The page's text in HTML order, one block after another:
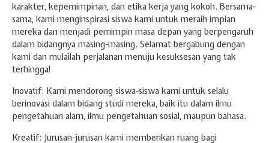
karakter, kepemimpinan, dan etika kerja yang kokoh. Bersama-
sama, kami menginspirasi siswa kami untuk meraih impian
mereka dan menjadi pemimpin masa depan yang berpengaruh
dalam bidangnya masing-masing. Selamat bergabung dengan
kami dan mulailah perjalanan menuju kesuksesan yang tak
terhingga!
Inovatif: Kami mendorong siswa-siswa kami untuk selalu
berinovasi dalam bidang studi mereka, baik itu dalam ilmu
pengetahuan alam, ilmu pengetahuan sosial, maupun bahasa.
Kreatif: Jurusan-jurusan kami memberikan ruang bagi